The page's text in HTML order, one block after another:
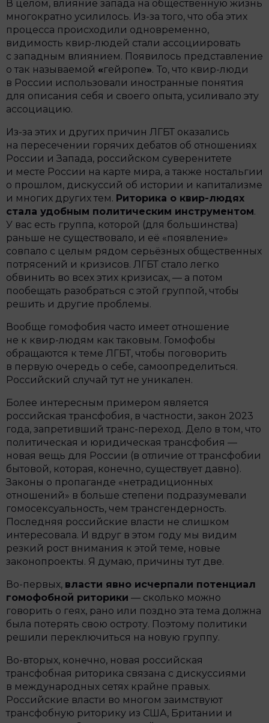
В целом, влияние запада на общественную жизнь
многократно усилилось. Из-за того, что оба этих
процесса происходили одновременно,
видимость квир-людей стали ассоциировать
с западным влиянием. Появилось представление
о так называемой «гейропе». То, что квир-люди
в России использовали иностранные понятия
для описания себя и своего опыта, усиливало эту
ассоциацию.
Из-за этих и других причин ЛГБТ оказались
на пересечении горячих дебатов об отношениях
России и Запада, российском суверенитете
и месте России на карте мира, а также ностальгии
о прошлом, дискуссий об истории и капитализме
и многих других тем. Риторика о квир-людях
стала удобным политическим инструментом.
У вас есть группа, которой (для большинства)
раньше не существовало, и её «появление»
совпало с целым рядом серьёзных общественных
потрясений и кризисов. ЛГБТ стало легко
обвинить во всех этих кризисах, — а потом
пообещать разобраться с этой группой, чтобы
решить и другие проблемы.
Вообще гомофобия часто имеет отношение
не к квир-людям как таковым. Гомофобы
обращаются к теме ЛГБТ, чтобы поговорить
в первую очередь о себе, самоопределиться.
Российский случай тут не уникален.
Более интересным примером является
российская трансфобия, в частности, закон 2023
года, запретивший транс-переход. Дело в том, что
политическая и юридическая трансфобия —
новая вещь для России (в отличие от трансфобии
бытовой, которая, конечно, существует давно).
Законы о пропаганде «нетрадиционных
отношений» в больше степени подразумевали
гомосексуальность, чем трансгендерность.
Последняя российские власти не слишком
интересовала. И вдруг в этом году мы видим
резкий рост внимания к этой теме, новые
законопроекты. Я думаю, причины тут две.
Во-первых, власти явно исчерпали потенциал
гомофобной риторики — сколько можно
говорить о геях, рано или поздно эта тема должна
была потерять свою остроту. Поэтому политики
решили переключиться на новую группу.
Во-вторых, конечно, новая российская
трансфобная риторика связана с дискуссиями
в международных сетях крайне правых.
Российские власти во многом заимствуют
трансфобную риторику из США, Британии и